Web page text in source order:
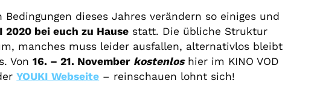
Bedingungen dieses Jahres verändern so einiges und
2020 bei euch zu Hause statt. Die übliche Struktur
manches muss leider ausfallen, alternativlos bleibt
Von16. – 21. November kostenloshier im KINO VOD
YOUKI Webseite – reinschauen lohnt sich!